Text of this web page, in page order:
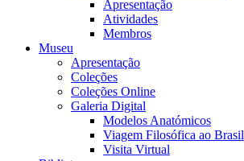
Apresentação
Atividades
Membros
Museu
Apresentação
Coleções
Coleções Online
Galeria Digital
Modelos Anatómicos
Viagem Filosófica ao Brasil
Visita Virtual